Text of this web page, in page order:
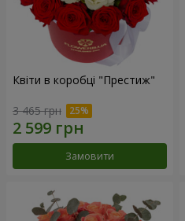
Квіти в коробці "Престиж"
3 465 грн
Замовити